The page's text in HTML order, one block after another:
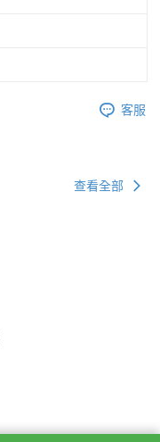
客服
查看全部